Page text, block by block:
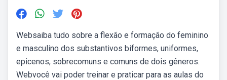
Websaiba tudo sobre a flexão e formação do feminino
e masculino dos substantivos biformes, uniformes,
epicenos, sobrecomuns e comuns de dois gêneros.
Webvocê vai poder treinar e praticar para as aulas do